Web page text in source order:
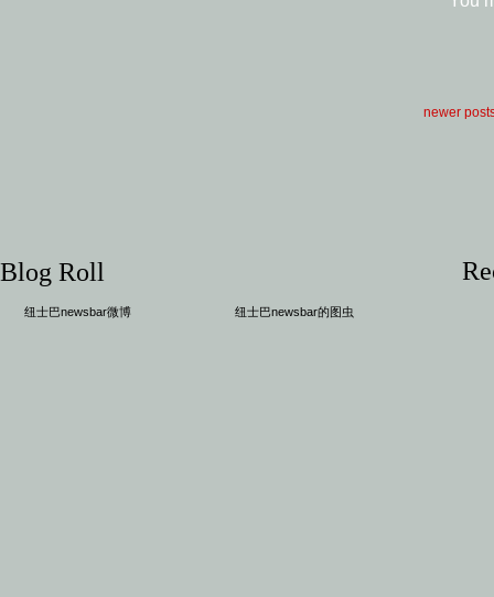
newer
Blog Roll
纽士巴newsbar微博 纽士巴newsbar的图虫